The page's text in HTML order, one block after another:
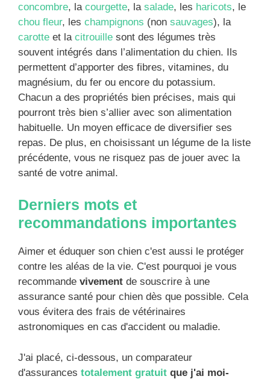
concombre, la courgette, la salade, les haricots, le
chou fleur, les champignons (non sauvages), la
carotte et la citrouille sont des légumes très
souvent intégrés dans l’alimentation du chien. Ils
permettent d’apporter des fibres, vitamines, du
magnésium, du fer ou encore du potassium.
Chacun a des propriétés bien précises, mais qui
pourront très bien s’allier avec son alimentation
habituelle. Un moyen efficace de diversifier ses
repas. De plus, en choisissant un légume de la liste
précédente, vous ne risquez pas de jouer avec la
santé de votre animal.
Derniers mots et
recommandations importantes
Aimer et éduquer son chien c'est aussi le protéger
contre les aléas de la vie. C'est pourquoi je vous
recommande vivement de souscrire à une
assurance santé pour chien dès que possible. Cela
vous évitera des frais de vétérinaires
astronomiques en cas d'accident ou maladie.
J'ai placé, ci-dessous, un comparateur
d'assurances totalement gratuit que j'ai moi-